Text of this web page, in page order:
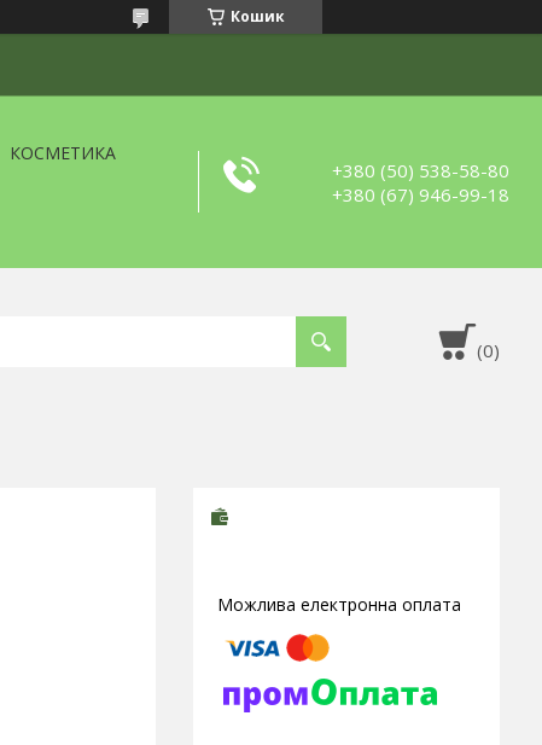
Кошик
КОСМЕТИКА
+380 (50) 538-58-80
+380 (67) 946-99-18